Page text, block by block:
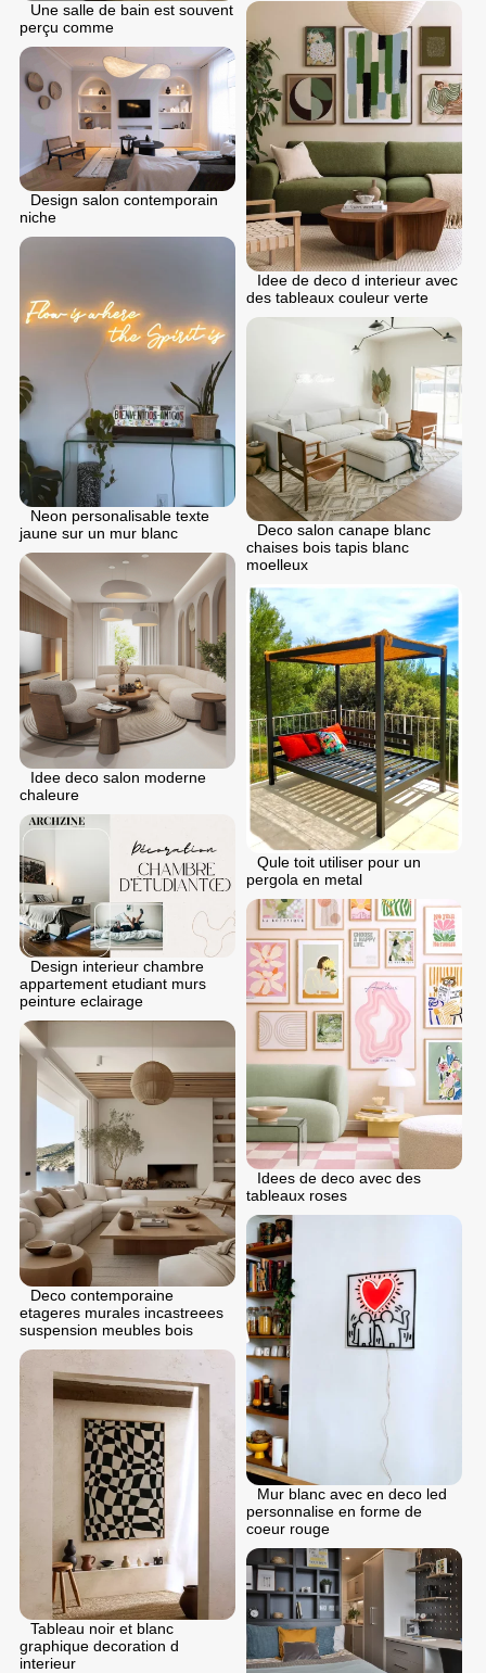
Une salle de bain est souvent
perçu comme
Idee de deco d interieur avec
des tableaux couleur verte
Design salon contemporain
niche
Neon personalisable texte
jaune sur un mur blanc
Deco salon canape blanc
chaises bois tapis blanc
moelleux
Idee deco salon moderne
chaleure
Qule toit utiliser pour un
pergola en metal
Design interieur chambre
appartement etudiant murs
peinture eclairage
Idees de deco avec des
tableaux roses
Deco contemporaine
etageres murales incastreees
suspension meubles bois
Mur blanc avec en deco led
personnalise en forme de
coeur rouge
Tableau noir et blanc
graphique decoration d
interieur